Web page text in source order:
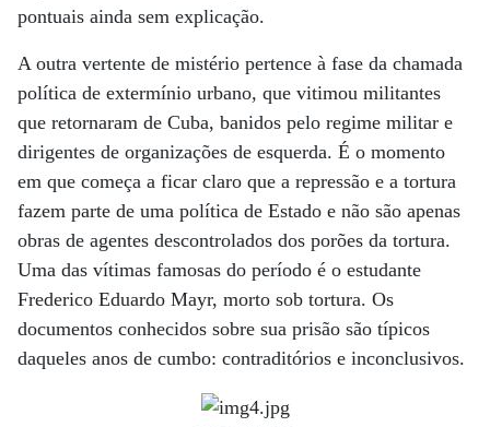
pontuais ainda sem explicação.
A outra vertente de mistério pertence à fase da chamada
política de extermínio urbano, que vitimou militantes
que retornaram de Cuba, banidos pelo regime militar e
dirigentes de organizações de esquerda. É o momento
em que começa a ficar claro que a repressão e a tortura
fazem parte de uma política de Estado e não são apenas
obras de agentes descontrolados dos porões da tortura.
Uma das vítimas famosas do período é o estudante
Frederico Eduardo Mayr, morto sob tortura. Os
documentos conhecidos sobre sua prisão são típicos
daqueles anos de cumbo: contraditórios e inconclusivos.